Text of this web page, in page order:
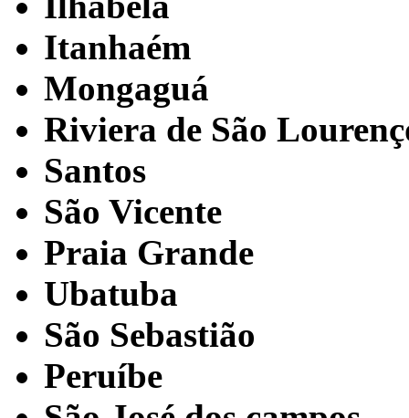
Itanhaém
Mongaguá
Riviera de São
Santos
São Vicente
Praia Grande
Ubatuba
São Sebastião
Peruíbe